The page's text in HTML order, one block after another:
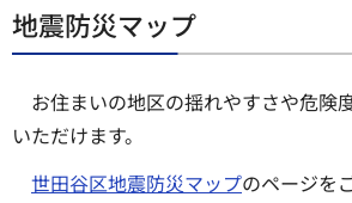
地震防災マップ
お住まいの地区の揺れやすさや危険
いただけます。
世田谷区地震防災マップのページを